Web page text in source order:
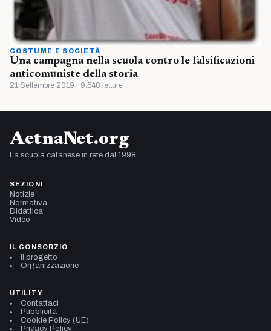
COSTUME E SOCIETÀ
Una campagna nella scuola contro le falsificazioni
anticomuniste della storia
21 Settembre 2019 · 9.548 letture
AetnaNet.org
La scuola catanese in rete dal 1998
SEZIONI
Notizie
Normativa
Didattica
Video
IL CONSORZIO
Il progetto
Organizzazione
UTILITY
Contattaci
Pubblicità
Cookie Policy (UE)
Privacy Policy